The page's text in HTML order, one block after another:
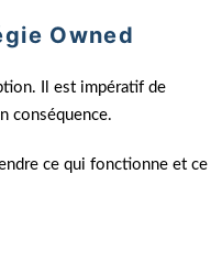
Owned
Il est impératif de
conséquence.
ce qui fonctionne et ce